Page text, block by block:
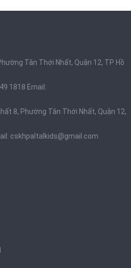
Tân Thới Nhất, Quận 12, TP Hồ
1818 Email:
8, Phường Tân Thới Nhất, Quận 12,
cskhpaltalkids@gmail.com